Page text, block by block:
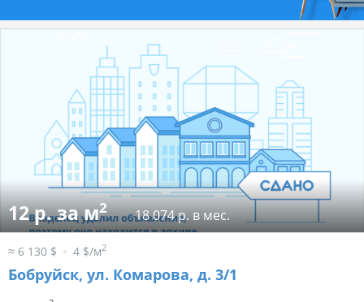
12 р. за м2 18 074 р. в мес.
≈ 6 130 $ 4 $/м2
Бобруйск, ул. Комарова, д. 3/1